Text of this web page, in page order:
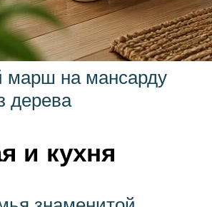
марш на мансарду
дерева
и кухня